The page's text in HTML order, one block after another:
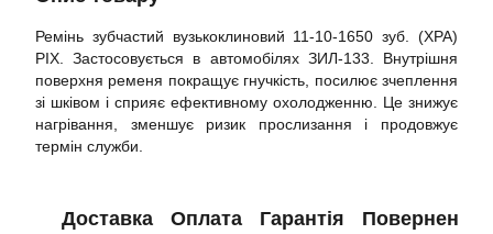
Ремінь зубчастий вузькоклиновий 11-10-1650 зуб. (XPA)
PIX. Застосовується в автомобілях ЗИЛ-133. Внутрішня
поверхня ременя покращує гнучкість, посилює зчеплення
зі шківом і сприяє ефективному охолодженню. Це знижує
нагрівання, зменшує ризик прослизання і продовжує
термін служби.
Доставка Оплата Гарантія Повернення